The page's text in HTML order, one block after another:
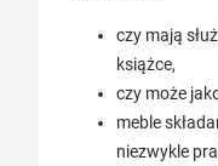
czy mają
książce,
czy może
meble
niezwykle